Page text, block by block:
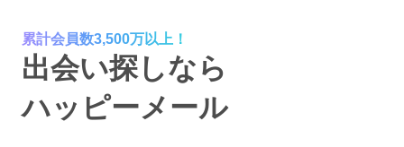
累計会員数3,500万以上！
出会い探しなら
ハッピーメール